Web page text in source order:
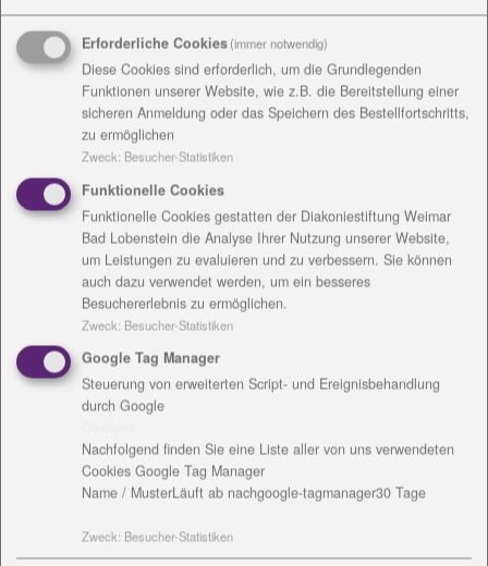
Mitte April feierte das Restaurant seinen 15.
Geburtstag und überraschte seine Gäste mit einer
riesigen Erdbeertorte. „Es war der Wunsch des
Teams, den Erlös der Diakonie Bad Lobenstein
zukommen zu lassen“, berichtet Betriebsleiter Mario
Kriebel. Die Christo-Zigarrenmanufaktur präsentierte
sich an diesem besonderen Tag mit ihrem Handwerk
und Produkten aus den Werkstätten.
Zur feierlichen Scheckübergabe erwartete Antje
Jäschner, Projektkoordinatorin des
Geschäftsbereiches Eingliederungshilfe der
Diakoniestiftung und ihre Schützlinge heute ein reich
gedeckter Frühstückstisch. Neben frisch gepresstem
Orangensaft und Köstlichkeiten aus der Region
Büffet überraschen lassen. Nachdem alle gestärkt
waren überreichte Marché-Betriebsleiter Mario
Kriebel einen Scheck in Höhe von 750 Euro an die
Beschäftigten Manuela Kubel, Pierre Sperrlich, Oliver
Lommatzsch und an Kerstin Kluge, die im
Erforderliche Cookies(immer notwendig)
Diese Cookies sind erforderlich, um die Grundlegenden
Funktionen unserer Website, wie z.B. die Bereitstellung einer
sicheren Anmeldung oder das Speichern des Bestellfortschritts,
zu ermöglichen
Zweck: Besucher-Statistiken
Funktionelle Cookies
Funktionelle Cookies gestatten der Diakoniestiftung Weimar
Bad Lobenstein die Analyse Ihrer Nutzung unserer Website,
um Leistungen zu evaluieren und zu verbessern. Sie können
auch dazu verwendet werden, um ein besseres
Besuchererlebnis zu ermöglichen.
Zweck: Besucher-Statistiken
Google Tag Manager
Steuerung von erweiterten Script- und Ereignisbehandlung
durch Google
Nachfolgend finden Sie eine Liste aller von uns verwendeten
Cookies Google Tag Manager
Name / MusterLäuft ab nachgoogle-tagmanager30 Tage
Zweck: Besucher-Statistiken